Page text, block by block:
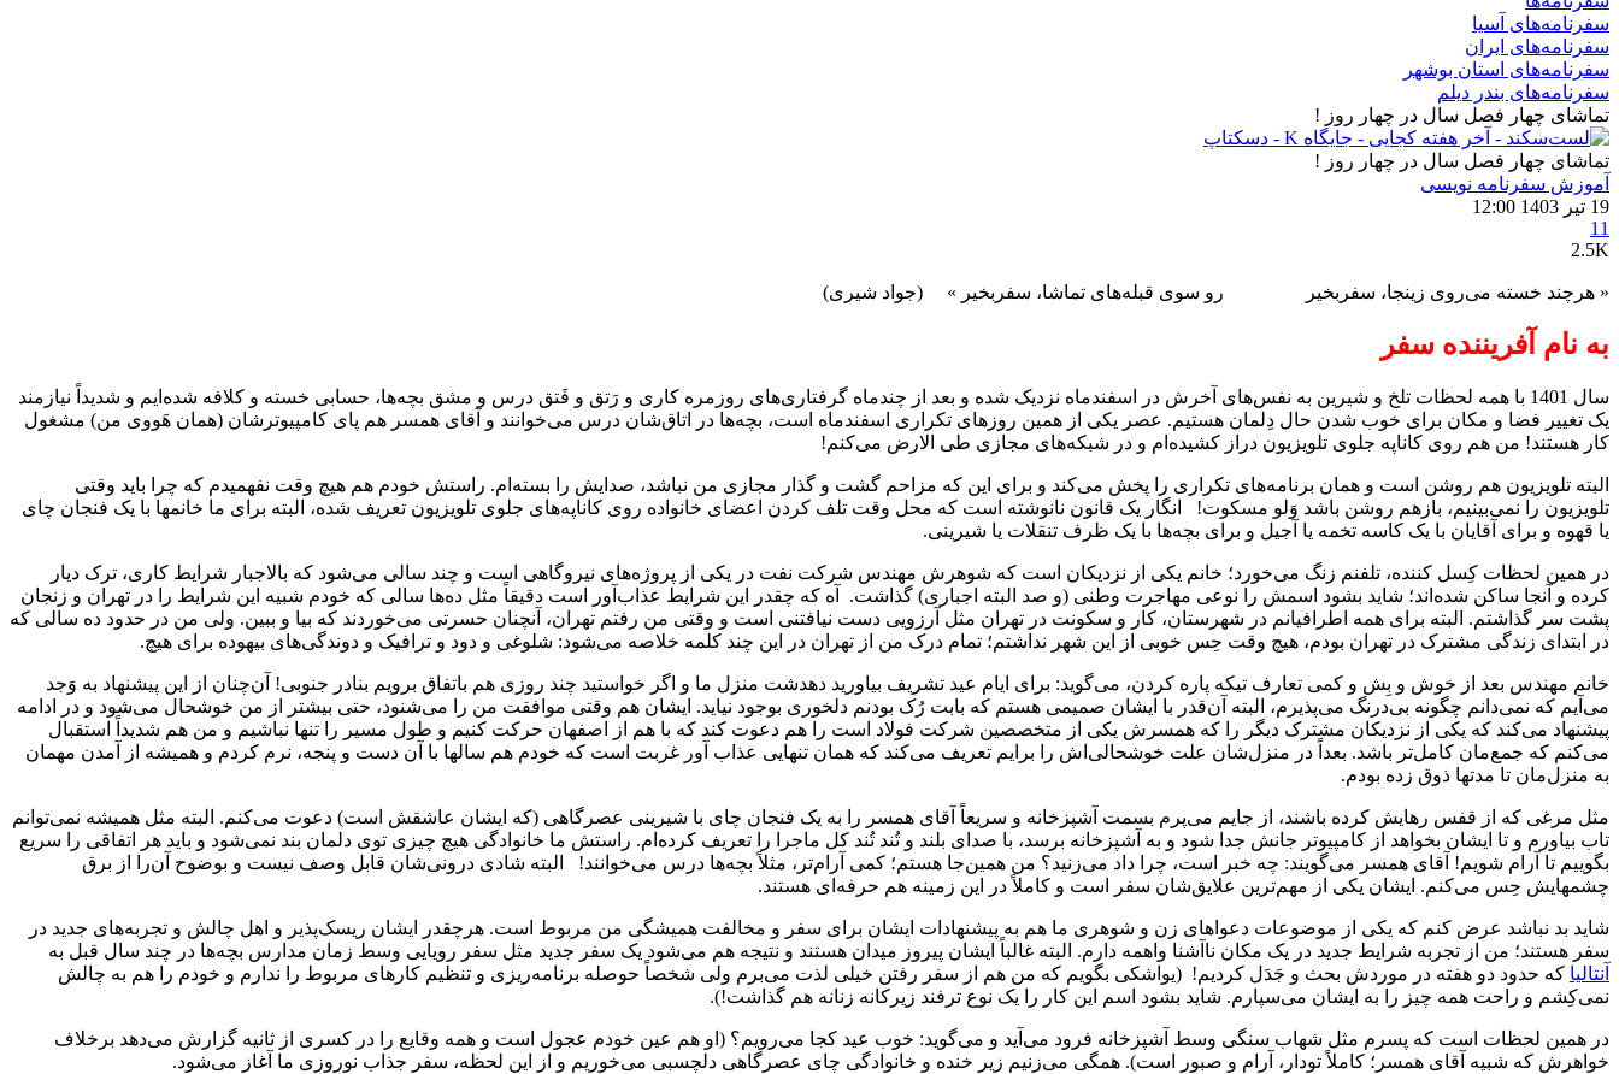
سفرنامه‌های آسیا
سفرنامه‌های ایران
سفرنامه‌های استان بوشهر
سفرنامه‌های بندر دیلم
تماشای چهار فصل سال در چهار روز !
تماشای چهار فصل سال در چهار روز !
آموزش سفرنامه‌ نویسی
19 تیر 1403 12:00
11
2.5K
« هرچند خسته می‌روی زینجا، سفربخیر رو سوی قبله‌های تماشا، سفربخیر » (جواد شیری)
به نام آفریننده سفر
سال 1401 با همه لحظات تلخ و شیرین به نفس‌های آخرش در اسفندماه نزدیک شده و بعد از چندماه گرفتاری‌های روزمره کاری و رَتق و فَتق درس و مشق بچه‌ها، حسابی خسته و کلافه شده‌ایم و شدیداً نیازمند
یک تغییر فضا و مکان برای خوب شدن حال دِلمان هستیم. عصر یکی از همین روزهای تکراری اسفندماه است، بچه‌ها در اتاق‌‌شان درس می‌خوانند و آقای همسر هم پای کامپیوترشان (همان هَووی من) مشغول
کار هستند! من هم روی کاناپه جلوی تلویزیون دراز کشیده‌ام و در شبکه‌های مجازی طی الارض می‌کنم!
البته تلویزیون هم روشن است و همان برنامه‌های تکراری را پخش می‌کند و برای این که مزاحم گشت و گذار مجازی من نباشد، صدایش را بسته‌ام. راستش خودم هم هیچ وقت نفهمیدم که چرا باید وقتی
تلویزیون را نمی‌بینیم، بازهم روشن باشد وَلو مسکوت! انگار یک قانون نانوشته است که محل وقت تلف کردن اعضای خانواده روی کاناپه‌های جلوی تلویزیون تعریف شده، البته برای ما خانمها با یک فنجان چای
یا قهوه و برای آقایان با یک کاسه تخمه یا آجیل و برای بچه‌ها با یک ظرف تنقلات یا شیرینی.
در همین لحظات کِسل کننده، تلفنم زنگ می‌خورد؛ خانم یکی از نزدیکان است که شوهرش مهندس شرکت نفت در یکی از پروژه‌های نیروگاهی است و چند سالی می‌شود که بالاجبار شرایط کاری، ترک دیار
کرده و آنجا ساکن شده‌اند؛ شاید بشود اسمش را نوعی مهاجرت وطنی (و صد البته اجباری) گذاشت. آه که چقدر این شرایط عذاب‌آور است دقیقاً مثل ده‌ها سالی که خودم شبیه این شرایط را در تهران و زنجان
پشت سر گذاشتم. البته برای همه اطرافیانم در شهرستان، کار و سکونت در تهران مثل آرزویی دست نیافتنی است و وقتی من رفتم تهران، آنچنان حسرتی می‌خوردند که بیا و ببین. ولی من در حدود ده سالی که
در ابتدای زندگی مشترک در تهران بودم، هیچ وقت حِس خوبی از این شهر نداشتم؛ تمام درک من از تهران در این چند کلمه خلاصه می‌شود: شلوغی و دود و ترافیک و دوندگی‌های بیهوده برای هیچ.
خانم مهندس بعد از خوش و بِش و کمی تعارف تیکه پاره کردن، می‌گوید: برای ایام عید تشریف بیاورید دهدشت منزل ما و اگر خواستید چند روزی هم باتفاق برویم بنادر جنوبی! آن‌چنان از این پیشنهاد به وَجد
می‌آیم که نمی‌دانم چگونه بی‌درنگ می‌پذیرم، البته آن‌قدر با ایشان صمیمی هستم که بابت رُک بودنم دلخوری بوجود نیاید. ایشان هم وقتی موافقت من را می‌شنود، حتی بیشتر از من خوشحال می‌شود و در ادامه
پیشنهاد می‌کند که یکی از نزدیکان مشترک دیگر را که همسرش یکی از متخصصین شرکت فولاد است را هم دعوت کند که با هم از اصفهان حرکت کنیم و طول مسیر را تنها نباشیم و من هم شدیداً استقبال
می‌کنم که جمع‌مان کامل‌تر باشد. بعداً در منزل‌شان علت خوشحالی‌اش را برایم تعریف می‌کند که همان تنهایی عذاب آور غربت است که خودم هم سالها با آن دست و پنجه، نرم کردم و همیشه از آمدن مهمان
به منزل‌مان تا مدتها ذوق زده بودم.
مثل مرغی که از قفس رهایش کرده باشند، از جایم می‌پرم بسمت آشپزخانه و سریعاً آقای همسر را به یک فنجان چای با شیرینی عصرگاهی (که ایشان عاشقش است) دعوت می‌کنم. البته مثل همیشه نمی‌توانم
تاب بیاورم و تا ایشان بخواهد از کامپیوتر جانش جدا شود و به آشپزخانه برسد، با صدای بلند و تُند تُند کل ماجرا را تعریف کرده‌ام. راستش ما خانوادگی هیچ چیزی توی دلمان بند نمی‌شود و باید هر اتفاقی را سریع
بگوییم تا آرام شویم! آقای همسر می‌گویند: چه خبر است، چرا داد می‌زنید؟ من همین‌جا هستم؛ کمی آرام‌تر، مثلاً بچه‌ها درس می‌خوانند! البته شادی درونی‌شان قابل وصف نیست و بوضوح آن‌را از برق
چشمهایش حِس می‌کنم. ایشان یکی از مهم‌ترین علایق‌شان سفر است و کاملاً در این زمینه هم حرفه‌ای هستند.
شاید بد نباشد عرض کنم که یکی از موضوعات دعواهای زن و شوهری ما هم به پیشنهادات ایشان برای سفر و مخالفت همیشگی من مربوط است. هرچقدر ایشان ریسک‌پذیر و اهل چالش و تجربه‌های جدید در
سفر هستند؛ من از تجربه شرایط جدید در یک مکان ناآشنا واهمه دارم. البته غالباً ایشان پیروز میدان هستند و نتیجه هم می‌شود یک سفر جدید مثل سفر رویایی وسط زمان مدارس بچه‌ها در چند سال قبل به
آنتالیا که حدود دو هفته در موردش بحث و جَدَل کردیم! (یواشکی بگویم که من هم از سفر رفتن خیلی لذت می‌برم ولی شخصاً حوصله برنامه‌‌ریزی و تنظیم کارهای مربوط را ندارم و خودم را هم به چالش
نمی‌کِشم و راحت همه چیز را به ایشان می‌سپارم. شاید بشود اسم این کار را یک نوع ترفند زیرکانه زنانه هم گذاشت!).
در همین لحظات است که پسرم مثل شهاب سنگی وسط آشپزخانه فرود می‌آید و می‌گوید: خوب عید کجا می‌رویم؟ (او هم عین خودم عجول است و همه وقایع را در کسری از ثانیه گزارش می‌دهد برخلاف
خواهرش که شبیه آقای همسر؛ کاملاً تودار، آرام و صبور است). همگی می‌زنیم زیر خنده و خانوادگی چای عصرگاهی دلچسبی می‌خوریم و از این لحظه، سفر جذاب نوروزی ما آغاز می‌شود.